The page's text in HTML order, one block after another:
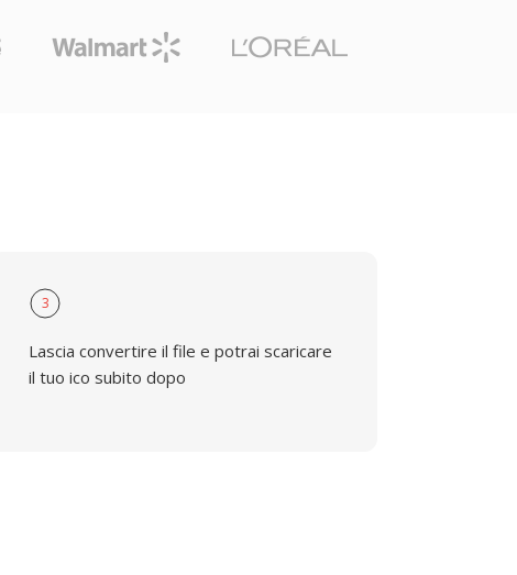
3
Lascia convertire il file e potrai scaricare
il tuo ico subito dopo